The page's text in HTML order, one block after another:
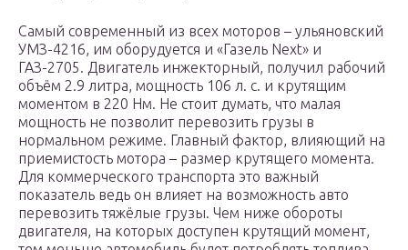
Самый современный из всех моторов – ульяновский
УМЗ-4216, им оборудуется и «Газель Next» и
ГАЗ-2705. Двигатель инжекторный, получил рабочий
объём 2.9 литра, мощность 106 л. с. и крутящим
моментом в 220 Нм. Не стоит думать, что малая
мощность не позволит перевозить грузы в
нормальном режиме. Главный фактор, влияющий на
приемистость мотора – размер крутящего момента.
Для коммерческого транспорта это важный
показатель ведь он влияет на возможность авто
перевозить тяжёлые грузы. Чем ниже обороты
двигателя, на которых доступен крутящий момент,